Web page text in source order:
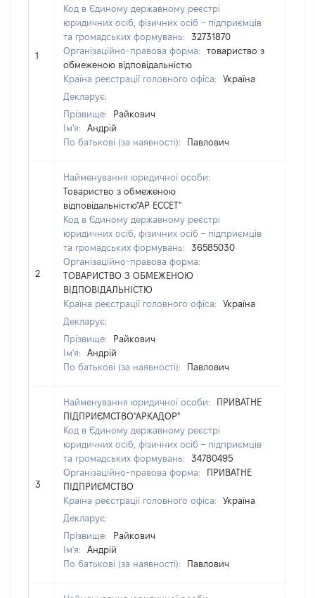
1
Код в Єдиному державному реєстрі
юридичних осіб, фізичних осіб – підприємців
та громадських формувань:
32731870
Організаційно-правова форма:
товариство з
обмеженою відповідальністю
Країна реєстрації головного офіса:
Україна
Декларує:
Прізвище:
Райкович
Ім'я:
Андрій
По батькові (за наявності):
Павлович
2
Найменування юридичної особи:
Товариство з обмеженою
відповідальністю"АР ЕССЕТ"
Код в Єдиному державному реєстрі
юридичних осіб, фізичних осіб – підприємців
та громадських формувань:
36585030
Організаційно-правова форма:
ТОВАРИСТВО З ОБМЕЖЕНОЮ
ВІДПОВІДАЛЬНІСТЮ
Країна реєстрації головного офіса:
Україна
Декларує:
Прізвище:
Райкович
Ім'я:
Андрій
По батькові (за наявності):
Павлович
3
Найменування юридичної особи:
ПРИВАТНЕ
ПІДПРИЄМСТВО"АРКАДОР"
Код в Єдиному державному реєстрі
юридичних осіб, фізичних осіб – підприємців
та громадських формувань:
34780495
Організаційно-правова форма:
ПРИВАТНЕ
ПІДПРИЄМСТВО
Країна реєстрації головного офіса:
Україна
Декларує:
Прізвище:
Райкович
Ім'я:
Андрій
По батькові (за наявності):
Павлович